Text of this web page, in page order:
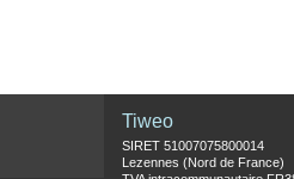
Tiweo
SIRET 51007075800014
Lezennes (Nord de France)